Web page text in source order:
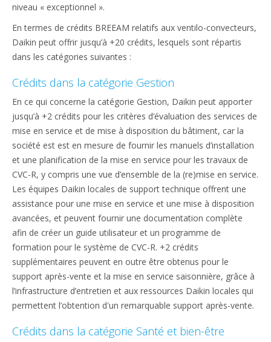
niveau « exceptionnel ».
En termes de crédits BREEAM relatifs aux ventilo-convecteurs,
Daikin peut offrir jusqu’à +20 crédits, lesquels sont répartis
dans les catégories suivantes :
Crédits dans la catégorie Gestion
En ce qui concerne la catégorie Gestion, Daikin peut apporter
jusqu’à +2 crédits pour les critères d’évaluation des services de
mise en service et de mise à disposition du bâtiment, car la
société est est en mesure de fournir les manuels d’installation
et une planification de la mise en service pour les travaux de
CVC-R, y compris une vue d’ensemble de la (re)mise en service.
Les équipes Daikin locales de support technique offrent une
assistance pour une mise en service et une mise à disposition
avancées, et peuvent fournir une documentation complète
afin de créer un guide utilisateur et un programme de
formation pour le système de CVC-R. +2 crédits
supplémentaires peuvent en outre être obtenus pour le
support après-vente et la mise en service saisonnière, grâce à
l’infrastructure d’entretien et aux ressources Daikin locales qui
permettent l’obtention d'un remarquable support après-vente.
Crédits dans la catégorie Santé et bien-être